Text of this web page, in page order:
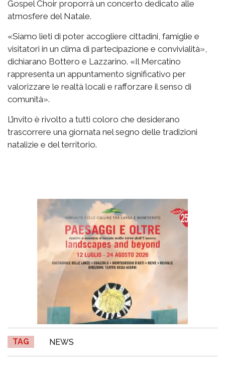
Gospel Choir proporrà un concerto dedicato alle
atmosfere del Natale.
«Siamo lieti di poter accogliere cittadini, famiglie e
visitatori in un clima di partecipazione e convivialità»,
dichiarano Bottero e Lazzarino. «Il Mercatino
rappresenta un appuntamento significativo per
valorizzare le realtà locali e rafforzare il senso di
comunità».
L’invito è rivolto a tutti coloro che desiderano
trascorrere una giornata nel segno delle tradizioni
natalizie e del territorio.
TAG NEWS